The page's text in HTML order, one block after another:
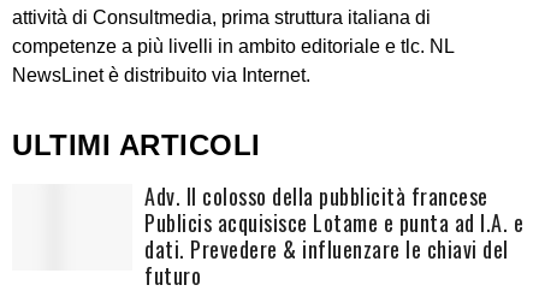
attività di Consultmedia, prima struttura italiana di
competenze a più livelli in ambito editoriale e tlc. NL
NewsLinet è distribuito via Internet.
ULTIMI ARTICOLI
Adv. Il colosso della pubblicità francese
Publicis acquisisce Lotame e punta ad I.A. e
dati. Prevedere & influenzare le chiavi del
futuro